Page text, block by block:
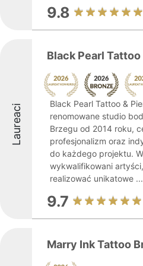
9.8
Laureaci
Black Pearl
Black Pearl Tattoo &
renomowane studio
Brzegu od 2014 roku,
profesjonalizm oraz
do każdego projektu.
wykwalifikowani
realizować unikatowe ...
9.7
Marry Ink Tattoo